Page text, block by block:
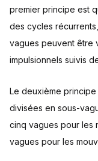
premier principe est
des cycles
vagues peuvent être
impulsionnels suivis
Le deuxième
divisées en sous-
cinq vagues pour les
vagues pour les